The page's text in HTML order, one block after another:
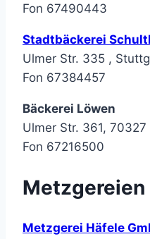
Fon 67490443
Stadtbäckerei
Ulmer Str. 335 ,
Fon 67384457
Bäckerei Löwen
Ulmer Str. 361,
Fon 67216500
Metzgereien
Metzgerei Häfele